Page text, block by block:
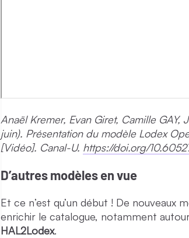
Anaël Kremer, Evan Giret, Camille GAY,
juin). Présentation du modèle Lodex
[Vidéo]. Canal-U. https://doi.org/
D’autres modèles en vue
Et ce n’est qu’un début ! De
enrichir le catalogue, notamment
HAL2Lodex.